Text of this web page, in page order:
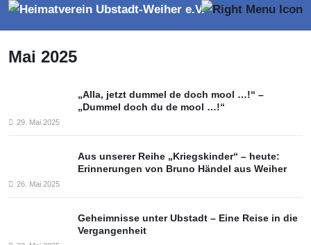
Mai 2025
„Alla, jetzt dummel de doch mool …!“ –
„Dummel doch du de mool …!“
29. Mai 2025
Aus unserer Reihe „Kriegskinder“ – heute:
Erinnerungen von Bruno Händel aus Weiher
26. Mai 2025
Geheimnisse unter Ubstadt – Eine Reise in die
Vergangenheit